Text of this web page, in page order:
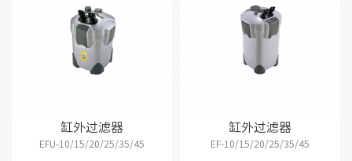
缸外过滤器
EFU-10/15/20/25/35/45
缸外过滤器
EF-10/15/20/25/35/45